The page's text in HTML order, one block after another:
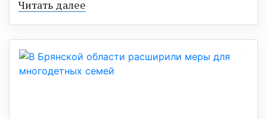
Читать далее